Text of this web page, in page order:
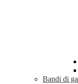
Bandi di